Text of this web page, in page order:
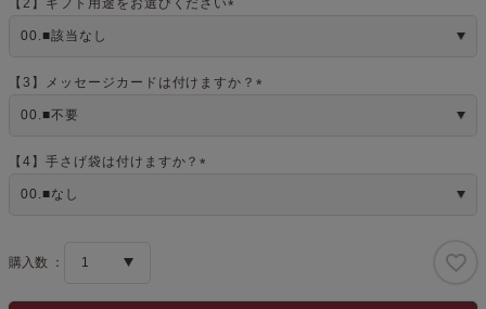
【2】ギフト用途をお選びください
)
【3】メッセージカードは付けますか？
【4】手さげ袋は付けますか？